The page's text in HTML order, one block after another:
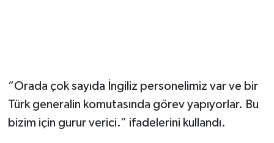
“Orada çok sayıda İngiliz personelimiz var ve bir
Türk generalin komutasında görev yapıyorlar. Bu
bizim için gurur verici.” ifadelerini kullandı.